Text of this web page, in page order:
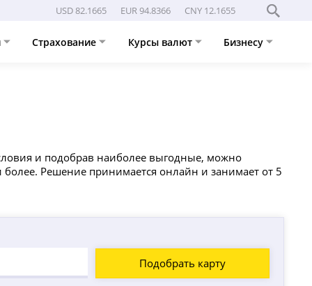
USD 82.1665 EUR 94.8366 CNY 12.1655
Страхование Курсы валют Бизнесу
и подобрав наиболее выгодные, можно
Решение принимается онлайн и занимает от 5
Подобрать карту